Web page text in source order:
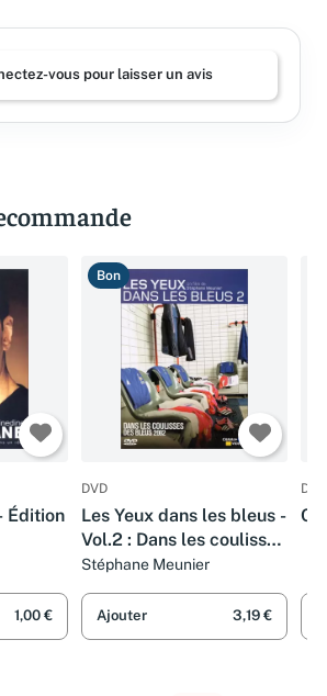
vous pour laisser un avis
Édition
1,00 €
Bon
DVD
Les Yeux dans les bleus -
Vol.2 : Dans les coulisses
des bleus 2002
Stéphane Meunier
Ajouter 3,19 €
DVD